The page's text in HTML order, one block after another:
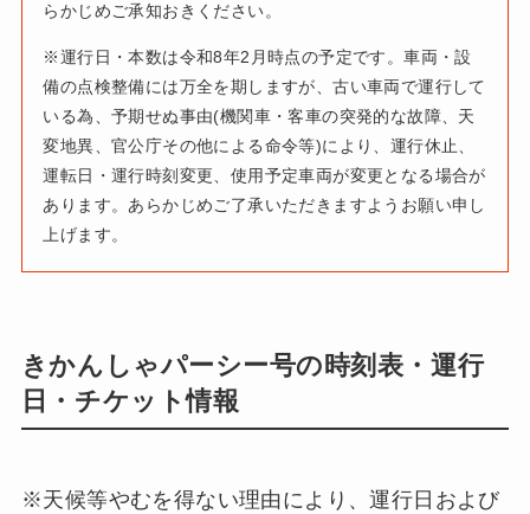
らかじめご承知おきください。
※運行日・本数は令和8年2月時点の予定です。車両・設
備の点検整備には万全を期しますが、古い車両で運行して
いる為、予期せぬ事由(機関車・客車の突発的な故障、天
変地異、官公庁その他による命令等)により、運行休止、
運転日・運行時刻変更、使用予定車両が変更となる場合が
あります。あらかじめご了承いただきますようお願い申し
上げます。
きかんしゃパーシー号の時刻表・運行
日・チケット情報
※天候等やむを得ない理由により、運行日および